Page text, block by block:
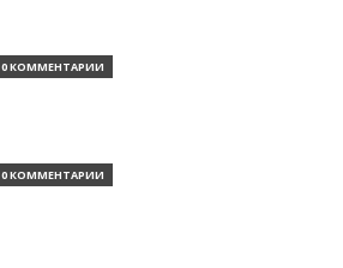
0 КОММЕНТАРИИ
0 КОММЕНТАРИИ